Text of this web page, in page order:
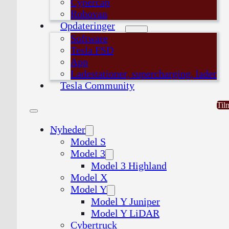
Robovan
Opdateringer
Software
Tesla FSD
App
Ladestationer, supercharging, lader
Tesla Community
Nyheder
Model S
Model 3
Model 3 Highland
Model X
Model Y
Model Y Juniper
Model Y LiDAR
Cybertruck